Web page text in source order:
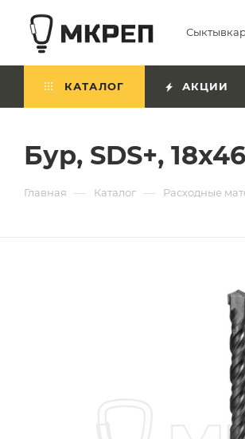
КАТАЛОГ АКЦИИ
Бур, SDS+,
Главная — Каталог — Расходные